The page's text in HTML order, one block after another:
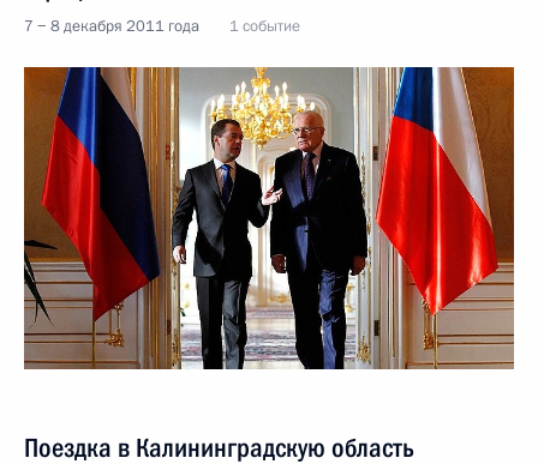
7 − 8 декабря 2011 года 1 событие
Поездка в Калининградскую область